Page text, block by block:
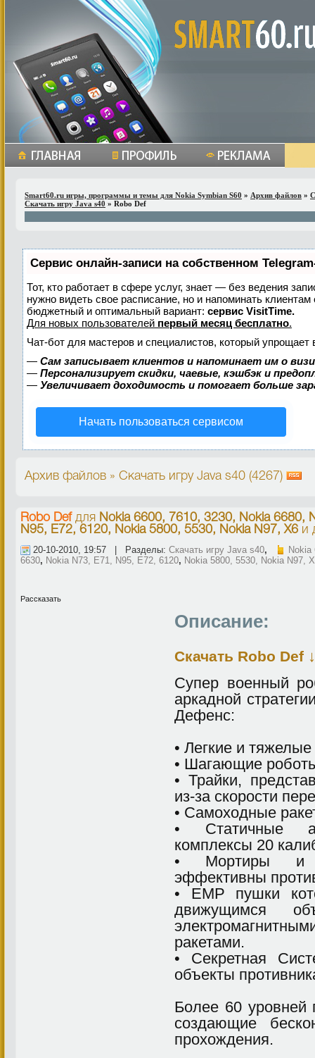
Smart60.ru игры, программы и темы для Nokia Symbian S60 » Архив файлов »
Скачать игру Java s40 » Robo Def
Сервис онлайн-записи на собственном
Тот, кто работает в сфере услуг, знает — без ведения
нужно видеть свое расписание, но и напоминать
бюджетный и оптимальный вариант: сервис VisitTime.
Для новых пользователей первый месяц бесплатно.
Чат-бот для мастеров и специалистов, который упрощает
— Сам записывает клиентов и напоминает им о
— Персонализирует скидки, чаевые, кэшбэк и
— Увеличивает доходимость и помогает больше
Начать пользоваться сервисом
Архив файлов » Скачать игру Java s40 (4267)
Robo Defдля Nokia 6600, 7610, 3230, Nokia 6680,
N95, E72, 6120, Nokia 5800, 5530, Nokia N97, X6 и
20-10-2010, 19:57 | Разделы: Скачать игру Java s40,
Nokia
6630, Nokia N73, E71, N95, E72, 6120, Nokia 5800, 5530, Nokia N97,
Рассказать
Описание:
Скачать Robo Def ↓
Cупер военный
аркадной
Дефенс:
• Легкие и
• Шагающие
• Трайки,
из-за скорости
• Самоходные
• Статичные
комплексы 20
• Мортиры и
эффективны
• EMP пушки
движущимся
ракетами.
• Секретная
объекты
Более 60 уровней
создающие
прохождения.